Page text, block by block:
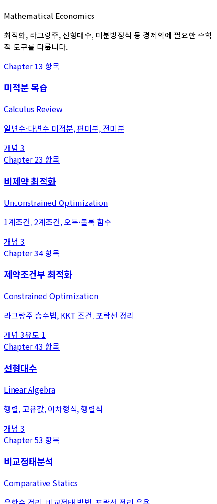
Mathematical Economics
최적화, 라그랑주, 선형대수, 미분방정식 등 경제학에 필요한 수학
적 도구를 다룹니다.
Chapter13 항목
미적분 복습
Calculus Review
일변수·다변수 미적분, 편미분, 전미분
개념 3
Chapter23 항목
비제약 최적화
Unconstrained Optimization
1계조건, 2계조건, 오목·볼록 함수
개념 3
Chapter34 항목
제약조건부 최적화
Constrained Optimization
라그랑주 승수법, KKT 조건, 포락선 정리
개념 3유도 1
Chapter43 항목
선형대수
Linear Algebra
행렬, 고유값, 이차형식, 행렬식
개념 3
Chapter53 항목
비교정태분석
Comparative Statics